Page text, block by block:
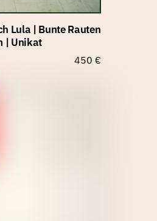
Lula | Bunte Rauten
| Unikat
450 €